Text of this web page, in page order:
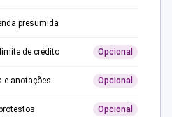
presumida
de crédito Opcional
e anotações Opcional
Opcional